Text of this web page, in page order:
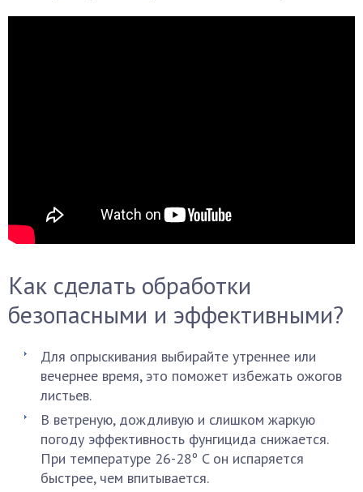
Как сделать обработки
безопасными и эффективными?
Для опрыскивания выбирайте утреннее или
вечернее время, это поможет избежать ожогов
листьев.
В ветреную, дождливую и слишком жаркую
погоду эффективность фунгицида снижается.
При температуре 26-28º C он испаряется
быстрее, чем впитывается.